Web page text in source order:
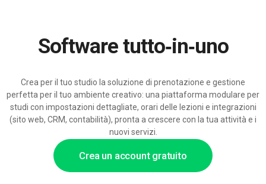
Crea un account gratuito
Software tutto‑in‑uno
Crea per il tuo studio la soluzione di prenotazione e gestione
perfetta per il tuo ambiente creativo: una piattaforma modulare per
studi con impostazioni dettagliate, orari delle lezioni e integrazioni
(sito web, CRM, contabilità), pronta a crescere con la tua attività e i
nuovi servizi.